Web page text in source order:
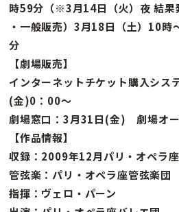
時59分（※3月14日（火）夜 結果
・一般販売）3月18日（土）10
分
【劇場販売】
インターネットチケット購入シ
(金)0：00〜
劇場窓口：3月31日(金) 劇場オ
【作品情報】
収録：2009年12月パリ・オペラ座
管弦楽：パリ・オペラ座管弦楽団
指揮：ヴェロ・パーン